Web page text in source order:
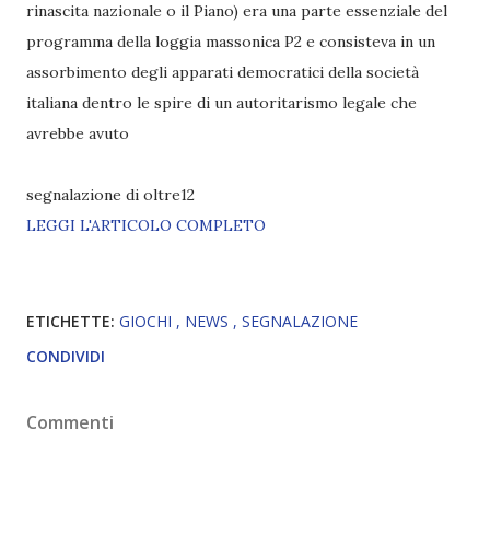
rinascita nazionale o il Piano) era una parte essenziale del
programma della loggia massonica P2 e consisteva in un
assorbimento degli apparati democratici della società
italiana dentro le spire di un autoritarismo legale che
avrebbe avuto
segnalazione di oltre12
LEGGI L'ARTICOLO COMPLETO
ETICHETTE: GIOCHI NEWS
SEGNALAZIONE
CONDIVIDI
Commenti